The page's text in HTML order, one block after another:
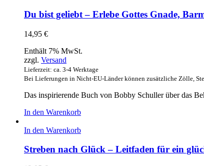
Du bist geliebt – Erlebe Gottes Gnade,
14,95 €
Enthält 7% MwSt.
zzgl. Versand
Lieferzeit: ca. 3-4 Werktage
Bei Lieferungen in Nicht-EU-Länder können zusätzliche Zölle,
Das inspirierende Buch von Bobby Schuller über das
In den Warenkorb
In den Warenkorb
Streben nach Glück – Leitfaden für ein